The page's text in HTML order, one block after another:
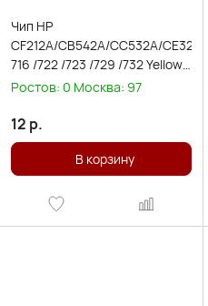
Чип HP
CF212A/CB542A/CC532A/
716 /722 /723 /729 /732 Yellow
Universal
Ростов: 0 Москва: 97
12 р.
В корзину